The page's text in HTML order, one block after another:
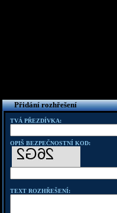
Přidání rozhřešení
TVÁ PŘEZDÍVKA:
OPIŠ BEZPEČNOSTNÍ KOD:
TEXT ROZHŘEŠENÍ: